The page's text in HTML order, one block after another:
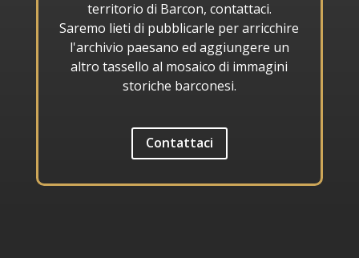
territorio di Barcon, contattaci.
Saremo lieti di pubblicarle per arricchire
l'archivio paesano ed aggiungere un
altro tassello al mosaico di immagini
storiche barconesi.
Contattaci